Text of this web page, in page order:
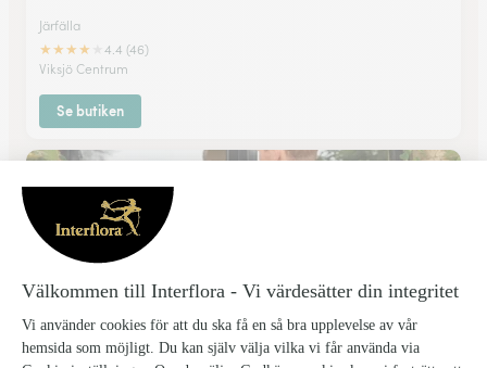
Järfälla
★★★★
4.4 (46)
Viksjö Centrum
Se butiken
Blomsterpinglan